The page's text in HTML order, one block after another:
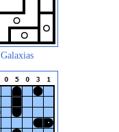
Galaxias